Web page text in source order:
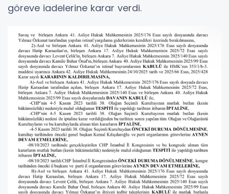
göreve iadelerine karar verdi.